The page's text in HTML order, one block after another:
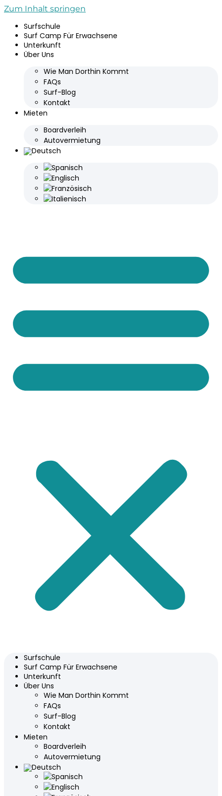
Zum Inhalt springen
Surfschule
Surf Camp Für Erwachsene
Unterkunft
Über Uns
Wie Man Dorthin Kommt
FAQs
Surf-Blog
Kontakt
Mieten
Boardverleih
Autovermietung
Surfschule
Surf Camp Für Erwachsene
Unterkunft
Über Uns
Wie Man Dorthin Kommt
FAQs
Surf-Blog
Kontakt
Mieten
Boardverleih
Autovermietung